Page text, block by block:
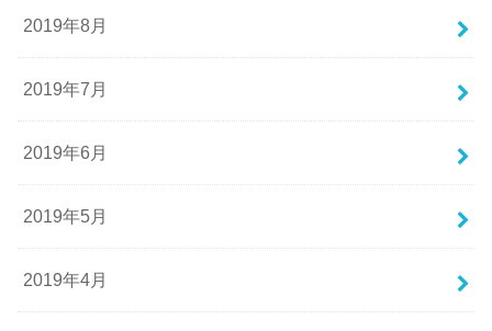
2019年8月
2019年7月
2019年6月
2019年5月
2019年4月